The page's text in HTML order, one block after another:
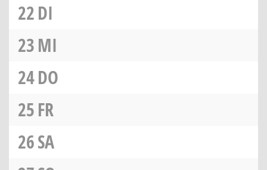
22DI
23MI
24DO
25FR
26SA